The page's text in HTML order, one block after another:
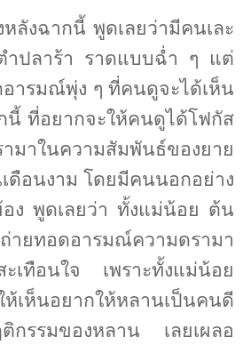
หลังฉากนี้ พูดเลยว่ามีคนเละ
ำปลาร้า ราดแบบฉ่ำ ๆ แต่
ารมณ์พุ่ง ๆ ที่คนดูจะได้เห็น
นี้ ที่อยากจะให้คนดูได้โฟกัส
าในความสัมพันธ์ของยาย
ดือนงาม โดยมีคนนอกอย่าง
อง พูดเลยว่า ทั้งแม่น้อย ต้น
ยทอดอารมณ์ความดรามา
เทือนใจ เพราะทั้งแม่น้อย
เห็นอยากให้หลานเป็นคนดี
กรรมของหลาน เลยเผลอ